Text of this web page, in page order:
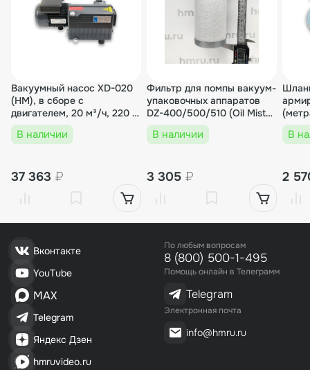
208 774₽
208 774₽
Вакуум-упаковочная машина напольного ти
па EV-51
1 шт.
Вакуумный насос XD-020
(HM), в сборе с
двигателем, 20 м³/ч, 220 В,
750 Вт, для DZ, HVC, HVT,
TBВ наличии
37 363 ₽
Фильтр для помпы вакуум-
упаковочных аппаратов
DZ-400/500/510 (Oil Mist
Filter)
В наличии
3 305 ₽
В
2
Вконтакте
YouTube
MAX
Telegram
Яндекс Дзен
hmruvideo.ru
По любым вопросам
8 (800) 500-1-495
Помощь онлайн в Телеграмм
Telegram
Электронная почта
info@hmru.ru